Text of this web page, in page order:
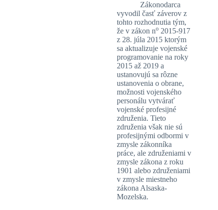
Zákonodarca
vyvodil časť záverov z
tohto rozhodnutia tým,
že v zákon no 2015-917
z 28. júla 2015 ktorým
sa aktualizuje vojenské
programovanie na roky
2015 až 2019 a
ustanovujú sa rôzne
ustanovenia o obrane,
možnosti vojenského
personálu vytvárať
vojenské profesijné
združenia. Tieto
združenia však nie sú
profesijnými odbormi v
zmysle zákonníka
práce, ale združeniami v
zmysle zákona z roku
1901 alebo združeniami
v zmysle miestneho
zákona Alsaska-
Mozelska.